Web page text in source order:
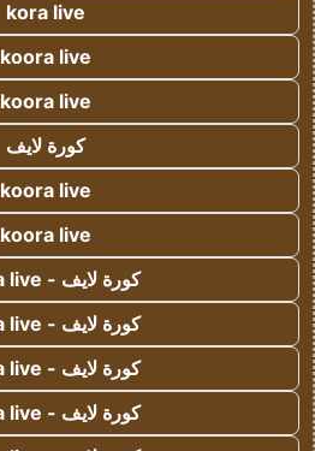
kora live
koora live
koora live
كورة لايف
koora live
koora live
كورة لايف - koora live
كورة لايف - koora live
كورة لايف - koora live
كورة لايف - koora live